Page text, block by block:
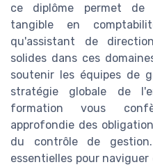
ce diplôme permet de
tangible en
qu'assistant de
solides dans ces
soutenir les équipes de
stratégie globale de
formation vous
approfondie des
du contrôle de
essentielles pour